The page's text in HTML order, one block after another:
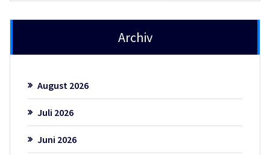
Archiv
August 2026
Juli 2026
Juni 2026